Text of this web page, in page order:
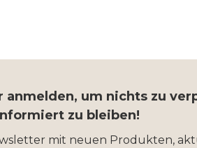
um nichts zu
zu bleiben!
mit neuen Produkten,